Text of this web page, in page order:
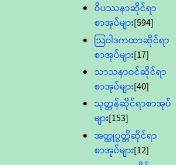
ဝိပဿနာဆိုင်ရာ
စာအုပ်များ[594]
သြဝါဒကထာဆိုင်ရာ
စာအုပ်များ[17]
သာသနာ၀င်ဆိုင်ရာ
စာအုပ်များ[40]
သုတ္တန်ဆိုင်ရာစာအုပ်
များ[153]
အတ္ထုပ္ပတ္တိဆိုင်ရာ
စာအုပ်များ[12]